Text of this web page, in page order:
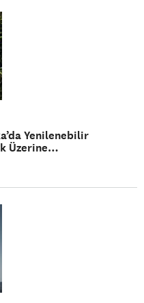
Yenilenebilir
Üzerine…